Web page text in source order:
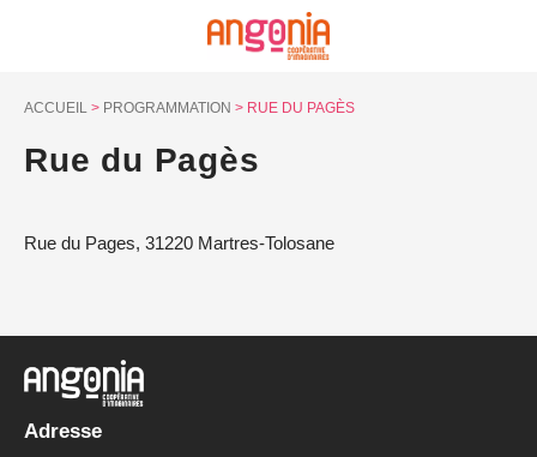
ACCUEIL > PROGRAMMATION > RUE DU PAGÈS
Rue du Pagès
Rue du Pages, 31220 Martres-Tolosane
Adresse